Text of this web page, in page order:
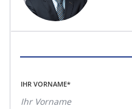
IHR VORNAME*